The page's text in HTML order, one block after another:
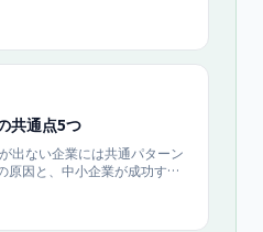
共通点5つ
出ない企業には共通パターン
原因と、中小企業が成功する